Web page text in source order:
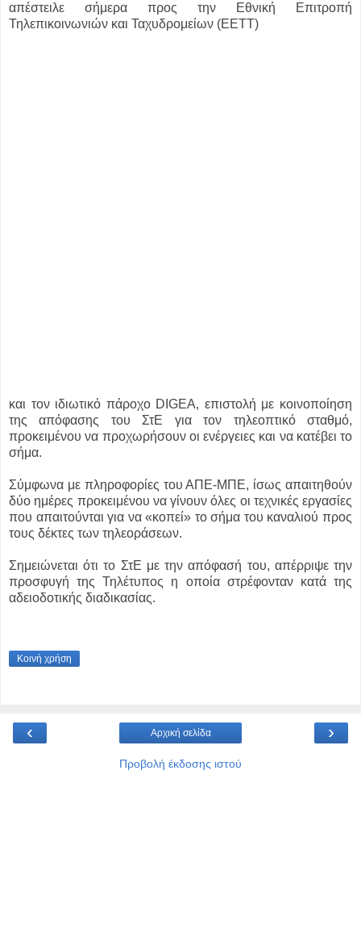
απέστειλε σήμερα προς την Εθνική Επιτροπή
Τηλεπικοινωνιών και Ταχυδρομείων (ΕΕΤΤ)
και τον ιδιωτικό πάροχο DIGEA, επιστολή με κοινοποίηση
της απόφασης του ΣτΕ για τον τηλεοπτικό σταθμό,
προκειμένου να προχωρήσουν οι ενέργειες και να κατέβει το
σήμα.
Σύμφωνα με πληροφορίες του ΑΠΕ-ΜΠΕ, ίσως απαιτηθούν
δύο ημέρες προκειμένου να γίνουν όλες οι τεχνικές εργασίες
που απαιτούνται για να «κοπεί» το σήμα του καναλιού προς
τους δέκτες των τηλεοράσεων.
Σημειώνεται ότι το ΣτΕ με την απόφασή του, απέρριψε την
προσφυγή της Τηλέτυπος η οποία στρέφονταν κατά της
αδειοδοτικής διαδικασίας.
Κοινή χρήση
‹ ›
Αρχική σελίδα
Προβολή έκδοσης ιστού